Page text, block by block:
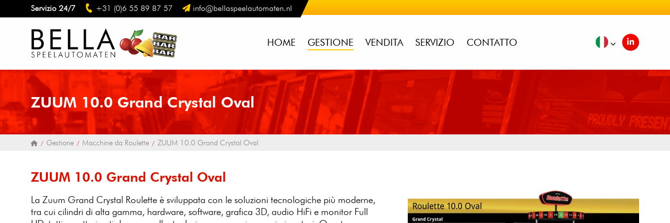
Servizio 24/7 +31 (0)6 55 89 87 57 info@bellaspeelautomaten.nl
HOME GESTIONE VENDITA SERVIZIO CONTATTO
ZUUM 10.0 Grand Crystal Oval
Gestione Macchine da Roulette ZUUM 10.0 Grand Crystal Oval
ZUUM 10.0 Grand Crystal Oval
La Zuum Grand Crystal Roulette è sviluppata con le soluzioni tecnologiche più moderne,
tra cui cilindri di alta gamma, hardware, software, grafica 3D, audio HiFi e monitor Full